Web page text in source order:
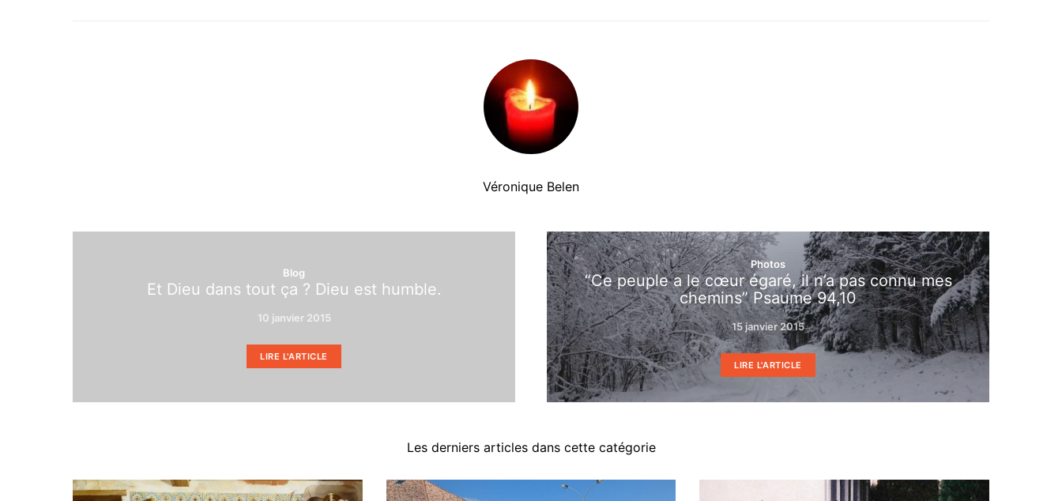
Véronique Belen
Blog
Et Dieu dans tout ça ? Dieu est humble.
10 janvier 2015
LIRE L'ARTICLE
Photos
“Ce peuple a le cœur égaré, il n’a pas connu mes
chemins” Psaume 94,10
15 janvier 2015
LIRE L'ARTICLE
Les derniers articles dans cette catégorie